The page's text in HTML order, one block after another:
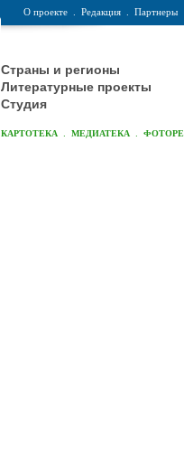
О проекте Редакция Партнеры
Страны и регионы
Литературные проекты
Студия
КАРТОТЕКА МЕДИАТЕКА